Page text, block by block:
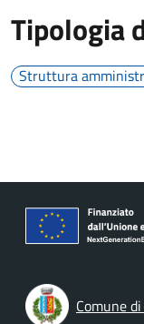
Tipologia
Struttura
Comune